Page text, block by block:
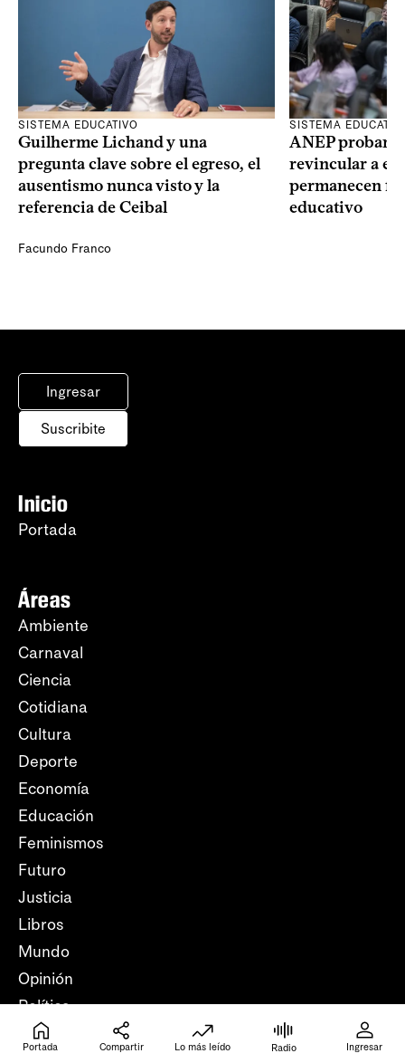
SISTEMA EDUCATIVO
Guilherme Lichand y una
pregunta clave sobre el egreso, el
ausentismo nunca visto y la
referencia de Ceibal
Facundo Franco
SISTEMA
ANEP probará
revincular a
permanecen
educativo
Ingresar
Suscribite
Inicio
Portada
Áreas
Ambiente
Carnaval
Ciencia
Cotidiana
Cultura
Deporte
Economía
Educación
Feminismos
Futuro
Justicia
Libros
Mundo
Opinión
Política
Salud
Portada Compartir Lo más leído Radio Ingresar